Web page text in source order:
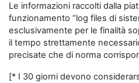
Le informazioni raccolti dalla
funzionamento “log files di
esclusivamente per le finalità
il tempo strettamente
precisate che di norma
[* I 30 giorni devono